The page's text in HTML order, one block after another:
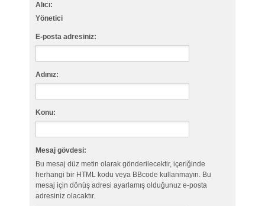
Alıcı:
Yönetici
E-posta adresiniz:
Adınız:
Konu:
Mesaj gövdesi:
Bu mesaj düz metin olarak gönderilecektir, içeriğinde
herhangi bir HTML kodu veya BBcode kullanmayın. Bu
mesaj için dönüş adresi ayarlamış olduğunuz e-posta
adresiniz olacaktır.